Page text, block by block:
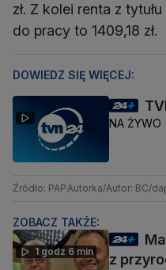
zł. Z kolei renta z
do pracy to 1409,18 zł.
DOWIEDZ SIĘ WIĘCEJ:
NA ŻYWO
Źródło: PAPAutorka/Autor: BC/
ZOBACZ TAKŻE:
1 godz 6 min
z